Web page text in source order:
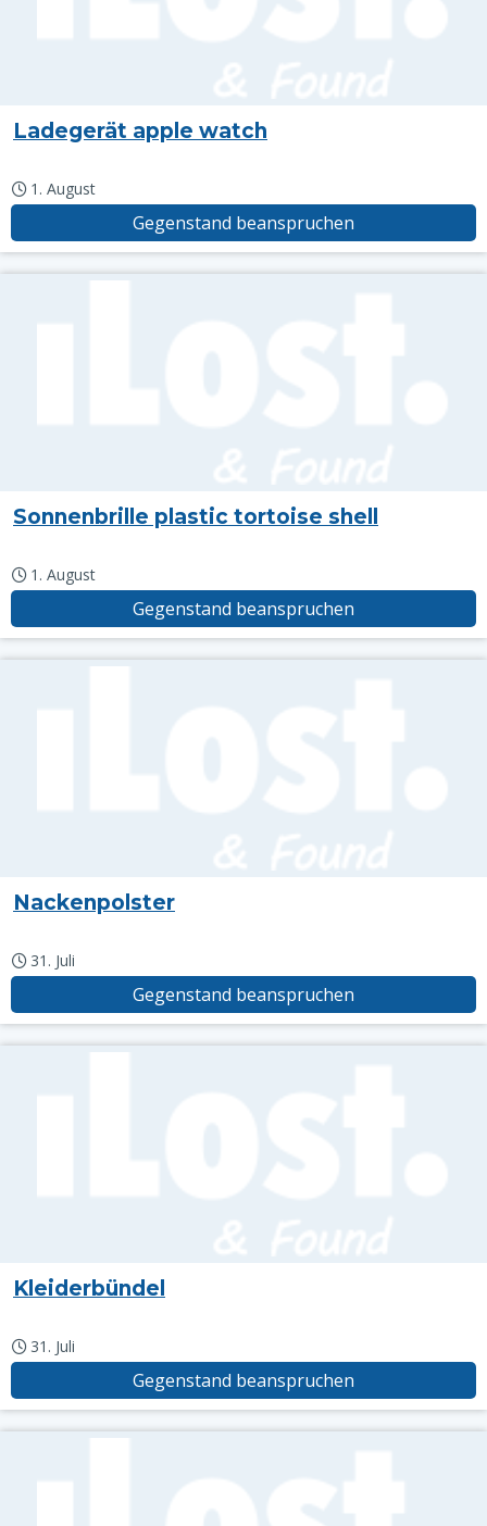
Ladegerät apple watch
1. August
Gegenstand beanspruchen
Sonnenbrille plastic tortoise shell
1. August
Gegenstand beanspruchen
Nackenpolster
31. Juli
Gegenstand beanspruchen
Kleiderbündel
31. Juli
Gegenstand beanspruchen